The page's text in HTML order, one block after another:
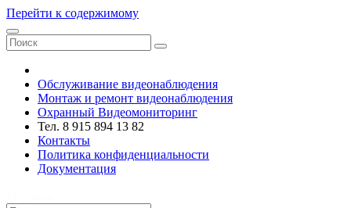
Перейти к содержимому
Обслуживание видеонаблюдения
Монтаж и ремонт видеонаблюдения
Охранный Видеомониторинг
Тел. 8 915 894 13 82
Контакты
Политика конфиденциальности
Документация